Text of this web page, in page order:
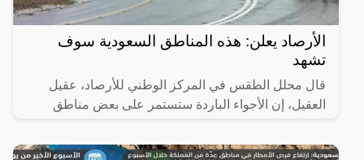
الأرصاد يعلن: هذه المناطق السعودية سوف
تشهد
قال محلل الطقس في المركز الوطني للأرصاد، عقيل
العقيل، إن الأجواء الباردة ستستمر على بعض مناطق